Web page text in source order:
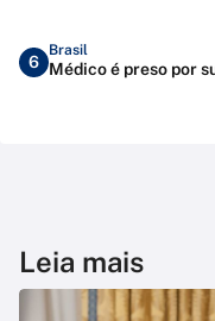
6
Brasil
Médico é preso por
Leia mais